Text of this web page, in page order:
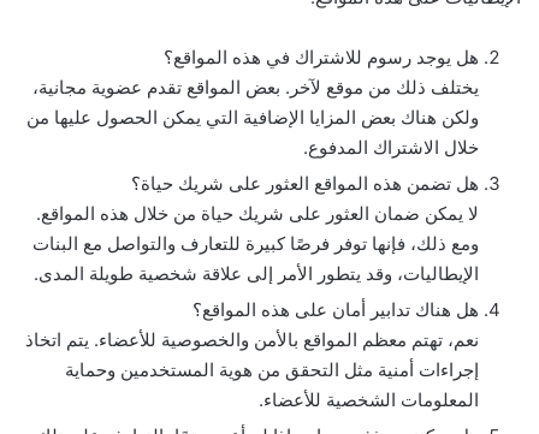
هل يوجد رسوم للاشتراك في هذه المواقع؟
يختلف ذلك من موقع لآخر. بعض المواقع تقدم عضوية مجانية،
ولكن هناك بعض المزايا الإضافية التي يمكن الحصول عليها من
خلال الاشتراك المدفوع.
هل تضمن هذه المواقع العثور على شريك حياة؟
لا يمكن ضمان العثور على شريك حياة من خلال هذه المواقع.
ومع ذلك، فإنها توفر فرصًا كبيرة للتعارف والتواصل مع البنات
الإيطاليات، وقد يتطور الأمر إلى علاقة شخصية طويلة المدى.
هل هناك تدابير أمان على هذه المواقع؟
نعم، تهتم معظم المواقع بالأمن والخصوصية للأعضاء. يتم اتخاذ
إجراءات أمنية مثل التحقق من هوية المستخدمين وحماية
المعلومات الشخصية للأعضاء.